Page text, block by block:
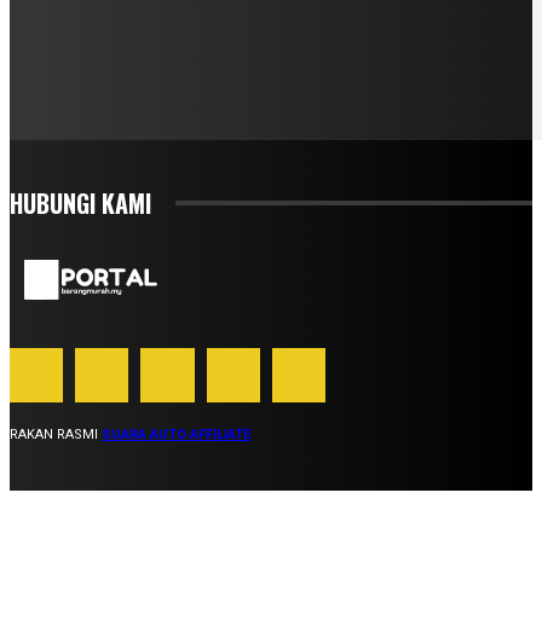
HUBUNGI KAMI
RAKAN RASMI SUARA AUTO AFFILIATE